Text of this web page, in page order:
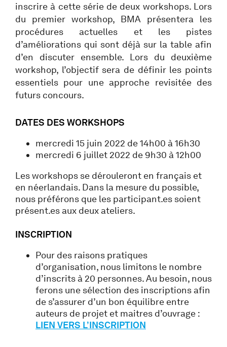
inscrire à cette série de deux workshops. Lors
du premier workshop, BMA présentera les
procédures actuelles et les pistes
d’améliorations qui sont déjà sur la table afin
d’en discuter ensemble. Lors du deuxième
workshop, l’objectif sera de définir les points
essentiels pour une approche revisitée des
futurs concours.
DATES DES WORKSHOPS
mercredi 15 juin 2022 de 14h00 à 16h30
mercredi 6 juillet 2022 de 9h30 à 12h00
Les workshops se dérouleront en français et
en néerlandais. Dans la mesure du possible,
nous préférons que les participant.es soient
présent.es aux deux ateliers.
INSCRIPTION
Pour des raisons pratiques
d’organisation, nous limitons le nombre
d’inscrits à 20 personnes. Au besoin, nous
ferons une sélection des inscriptions afin
de s’assurer d’un bon équilibre entre
auteurs de projet et maitres d’ouvrage :
LIEN VERS L’INSCRIPTION